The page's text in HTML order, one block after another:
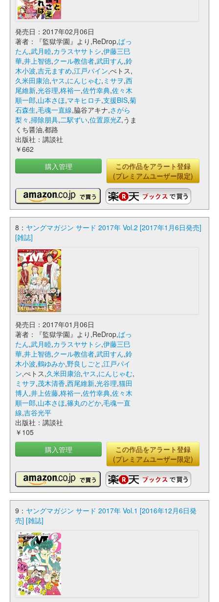
発売日：2017年02月06日
著者：『監獄学園』より,ReDrop,ばっ
たん,武月睦,カラスヤサトシ,伊藤三巳
華,井上智徳,クール教信者,武田すん,鈴
木小波,吉元ますめ,江戸パイン,ぺトス,
久米田康治,ヤス,にんじゃむ, ミサヲ,西
尾維新,光谷理,柊裕一,佐竹幸典,佐々木
順一郎,山本さほ,マキヒロチ,支援BIS,菊
石森生,毛魂一直線,脇谷アキナ,さがら
梨々 ,掃除朋具,二駅ずい,位置原光Z,うま
くち醤油,都路
出版社：講談社
￥662
購入管理
この作品をアラート登録
(プレミアムユーザー限定)
8： ヤングマガジン サード 2017年 Vol.2 [2017年1月6日発売]
[雑誌]
発売日：2017年01月06日
著者：『監獄学園』より,ReDrop,ばっ
たん,武月睦,カラスヤサトシ,伊藤三巳
華,井上智徳,クール教信者,武田すん,鈴
木小波,鶴ゆみか,野良しごと ,江戸パイ
ン,ぺトス,久米田康治,ヤス,にんじゃむ,
ミサヲ,茂木清香,西尾維新,光谷理,猫田
博人,井上佐藤,柊裕一,佐竹幸典,佐々木
順一郎,山本さほ,篠丸のどか,毛魂一直
線,吉谷光平
出版社：講談社
￥105
購入管理
この作品をアラート登録
(プレミアムユーザー限定)
9： ヤングマガジン サード 2017年 Vol.1 [2016年12月6日発
売] [雑誌]